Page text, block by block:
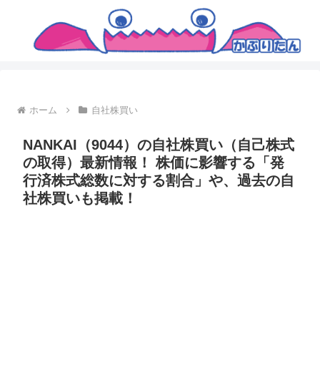
ホーム 自社株買い
NANKAI（9044）の自社株買い（自己株式
の取得）最新情報！ 株価に影響する「発
行済株式総数に対する割合」や、過去の自
社株買いも掲載！